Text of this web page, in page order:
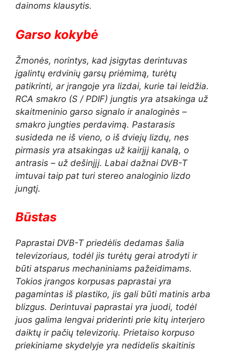
dainoms klausytis.
Garso kokybė
Žmonės, norintys, kad įsigytas derintuvas
įgalintų erdvinių garsų priėmimą, turėtų
patikrinti, ar įrangoje yra lizdai, kurie tai leidžia.
RCA smakro (S / PDIF) jungtis yra atsakinga už
skaitmeninio garso signalo ir analoginės –
smakro jungties perdavimą. Pastarasis
susideda ne iš vieno, o iš dviejų lizdų, nes
pirmasis yra atsakingas už kairįjį kanalą, o
antrasis – už dešinįjį. Labai dažnai DVB-T
imtuvai taip pat turi stereo analoginio lizdo
jungtį.
Būstas
Paprastai DVB-T priedėlis dedamas šalia
televizoriaus, todėl jis turėtų gerai atrodyti ir
būti atsparus mechaniniams pažeidimams.
Tokios įrangos korpusas paprastai yra
pagamintas iš plastiko, jis gali būti matinis arba
blizgus. Derintuvai paprastai yra juodi, todėl
juos galima lengvai priderinti prie kitų interjero
daiktų ir pačių televizorių. Prietaiso korpuso
priekiniame skydelyje yra nedidelis skaitinis